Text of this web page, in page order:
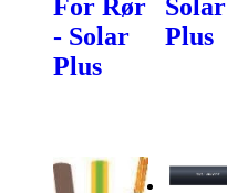
For Rør
- Solar
Plus
Solar
Plus